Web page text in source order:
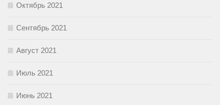
Октябрь 2021
Сентябрь 2021
Август 2021
Июль 2021
Июнь 2021